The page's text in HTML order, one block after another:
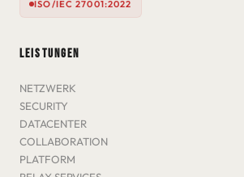
ISO/IEC 27001:2022
LEISTUNGEN
NETZWERK
SECURITY
DATACENTER
COLLABORATION
PLATFORM